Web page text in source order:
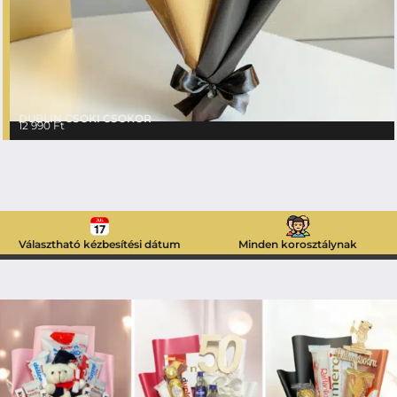
DUBLIN CSOKI CSOKOR
12 990Ft
Választható kézbesítési dátum Minden korosztálynak